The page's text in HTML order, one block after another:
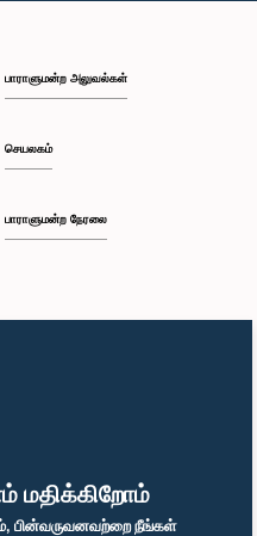
மதிக்கிறோம்
பின்வருவனவற்றை நீங்கள்
பாராளுமன்ற அலுவல்கள்
செயலகம்
பாராளுமன்ற நேரலை